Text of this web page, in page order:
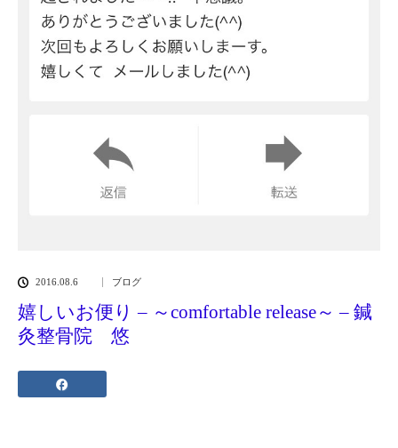
2016.08.6 ブログ
嬉しいお便り – ～comfortable release～ – 鍼
灸整骨院 悠